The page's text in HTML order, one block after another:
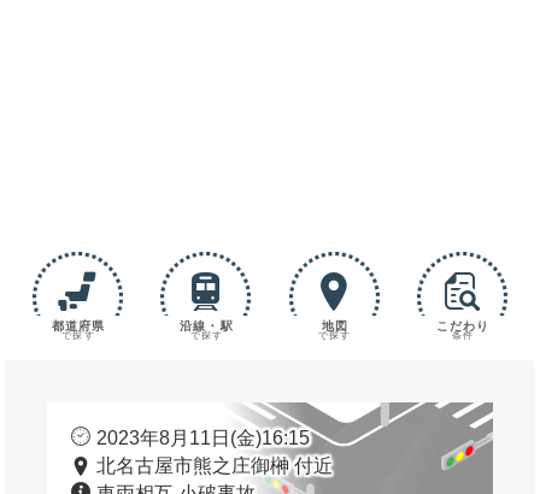
都道府県
で探す
沿線・駅
で探す
地図
で探す
こだわり
条件
2023年8月11日(金)16:15
北名古屋市熊之庄御榊 付近